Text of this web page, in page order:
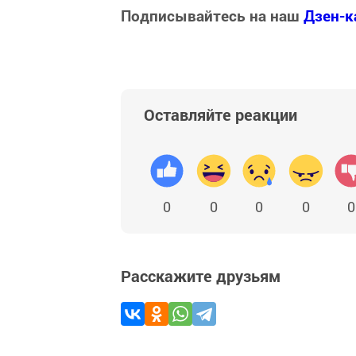
Подписывайтесь на наш Дзен-
Оставляйте реакции
0 0 0 0 0
Расскажите друзьям